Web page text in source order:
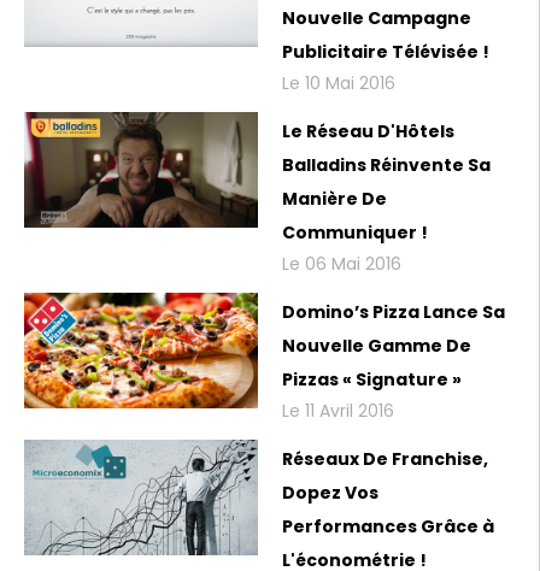
Nouvelle Campagne
Publicitaire Télévisée !
Le 10 Mai 2016
Le Réseau D'Hôtels
Balladins Réinvente Sa
Manière De
Communiquer !
Le 06 Mai 2016
Domino’s Pizza Lance Sa
Nouvelle Gamme De
Pizzas « Signature »
Le 11 Avril 2016
Réseaux De Franchise,
Dopez Vos
Performances Grâce à
L'économétrie !